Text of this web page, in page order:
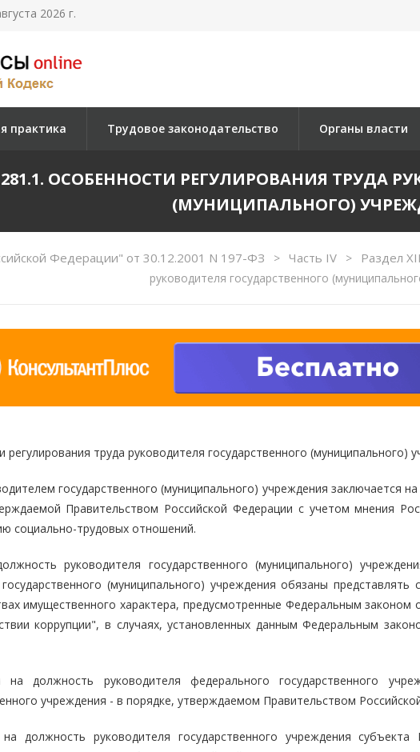
2026 г.
практика Трудовое законодательство Органы власти
281.1. ОСОБЕННОСТИ РЕГУЛИРОВАНИЯ ТРУДА
(МУНИЦИПАЛЬНОГО)
Федерации" от 30.12.2001 N 197-ФЗ > Часть IV > Раздел XII
руководителя государственного
труда руководителя государственного (муниципального)
государственного (муниципального) учреждения заключается
Правительством Российской Федерации с учетом мнения
социально-трудовых отношений.
руководителя государственного (муниципального)
(муниципального) учреждения обязаны
имущественного характера, предусмотренные Федеральным законом
коррупции", в случаях, установленных данным Федеральным
должность руководителя федерального государственного
учреждения - в порядке, утверждаемом Правительством
должность руководителя государственного учреждения субъекта